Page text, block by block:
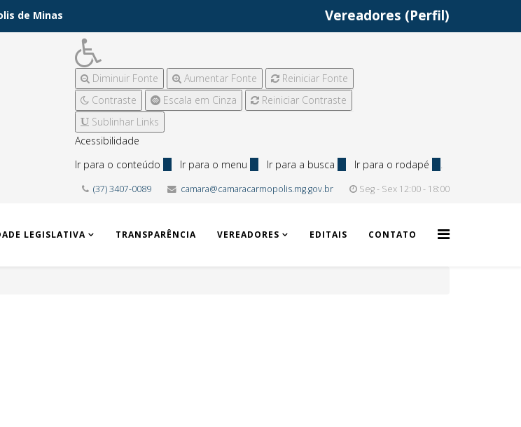
de Minas Vereadores (Perfil)
Diminuir Fonte Aumentar Fonte
Reiniciar Fonte
Contraste
Escala em Cinza
Reiniciar Contraste
Sublinhar Links
Acessibilidade
Ir para o conteúdo
Ir para o menu Ir para a busca Ir para o rodapé .
(37) 3407-0089 camara@camaracarmopolis.mg.gov.br Seg - Sex 12:00 - 18:00
LEGISLATIVA TRANSPARÊNCIA VEREADORES EDITAIS CONTATO